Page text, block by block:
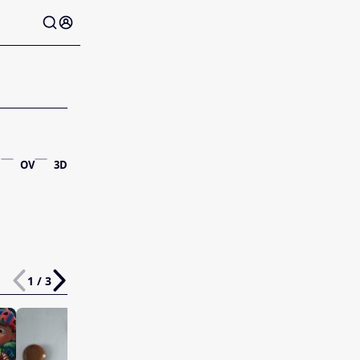
OV
3D
1 / 3